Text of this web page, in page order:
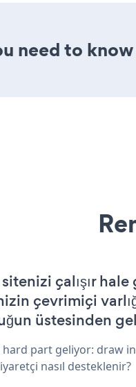
need to
çalışır
çevrimiçi
üstesinden
part geliyor: draw
nasıl desteklenir?